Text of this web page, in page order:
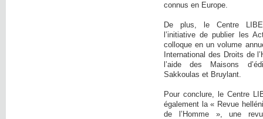
connus en Europe.
De plus, le Centre
l’initiative de publier les
colloque en un volume
International des Droits de
l’aide des Maisons
Sakkoulas et Bruylant.
Pour conclure, le Centre
également la « Revue
de l’Homme », une